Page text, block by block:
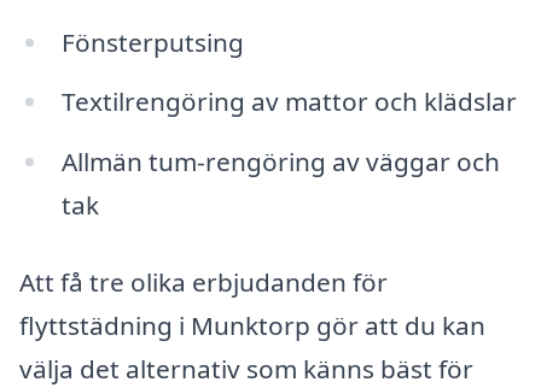
Fönsterputsing
Textilrengöring av mattor och klädslar
Allmän tum-rengöring av väggar och
tak
Att få tre olika erbjudanden för
flyttstädning i Munktorp gör att du kan
välja det alternativ som känns bäst för